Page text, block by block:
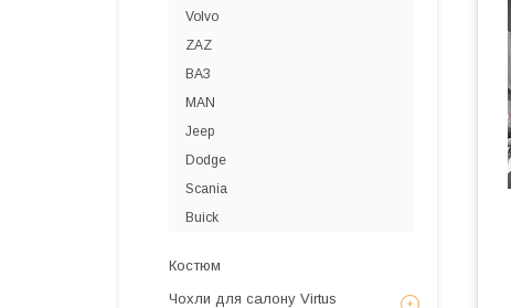
Volvo
ZAZ
ВАЗ
MAN
Jeep
Dodge
Scania
Buick
Костюм
Чохли для салону Virtus